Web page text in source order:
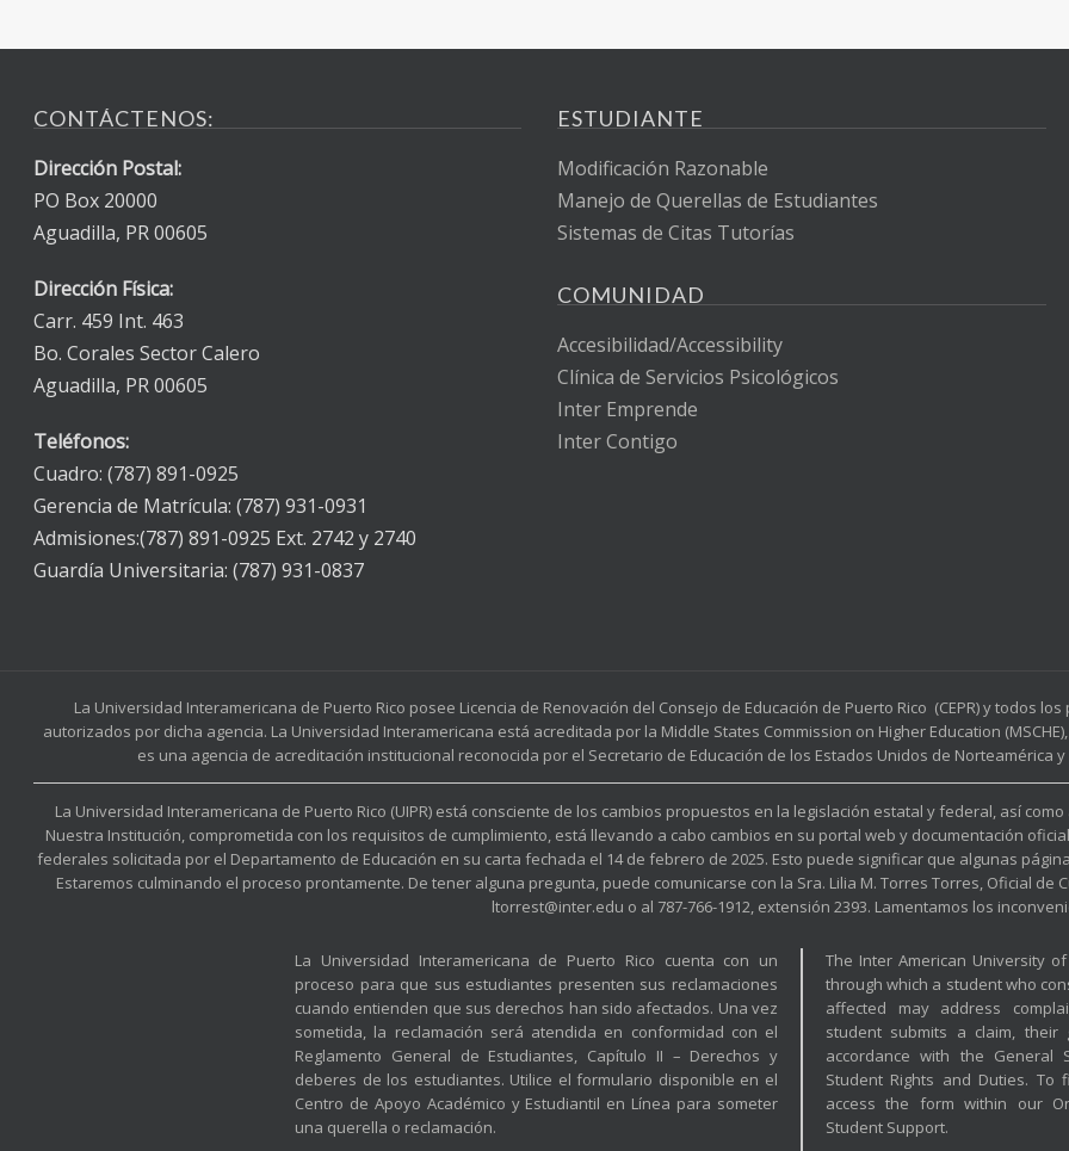
CONTÁCTENOS:
Dirección Postal:
PO Box 20000
Aguadilla, PR 00605
Dirección Física:
Carr. 459 Int. 463
Bo. Corales Sector Calero
Aguadilla, PR 00605
Teléfonos:
Cuadro: (787) 891-0925
Gerencia de Matrícula: (787) 931-0931
Admisiones:(787) 891-0925 Ext. 2742 y 2740
Guardía Universitaria: (787) 931-0837
ESTUDIANTE
Modificación Razonable
Manejo de Querellas de Estudiantes
Sistemas de Citas Tutorías
COMUNIDAD
Accesibilidad/Accessibility
Clínica de Servicios Psicológicos
Inter Emprende
Inter Contigo
La Universidad Interamericana de Puerto Rico posee Licencia de Renovación del Consejo de Educación de Puerto Rico (CEPR) y todos
autorizados por dicha agencia. La Universidad Interamericana está acreditada por la Middle States Commission on Higher Education (MSCHE),
es una agencia de acreditación institucional reconocida por el Secretario de Educación de los Estados Unidos de Norteamérica y
La Universidad Interamericana de Puerto Rico (UIPR) está consciente de los cambios propuestos en la legislación estatal y federal, así
Nuestra Institución, comprometida con los requisitos de cumplimiento, está llevando a cabo cambios en su portal web y documentación
federales solicitada por el Departamento de Educación en su carta fechada el 14 de febrero de 2025. Esto puede significar que algunas
Estaremos culminando el proceso prontamente. De tener alguna pregunta, puede comunicarse con la Sra. Lilia M. Torres Torres, Oficial
ltorrest@inter.edu o al 787-766-1912, extensión 2393. Lamentamos los
La Universidad Interamericana de Puerto Rico cuenta con un
proceso para que sus estudiantes presenten sus reclamaciones
cuando entienden que sus derechos han sido afectados. Una vez
sometida, la reclamación será atendida en conformidad con el
Reglamento General de Estudiantes, Capítulo II – Derechos y
deberes de los estudiantes. Utilice el formulario disponible en el
Centro de Apoyo Académico y Estudiantil en Línea para someter
una querella o reclamación.
The Inter American University
through which a student who
affected may address
student submits a claim,
accordance with the General
Student Rights and Duties. To
access the form within our
Student Support.